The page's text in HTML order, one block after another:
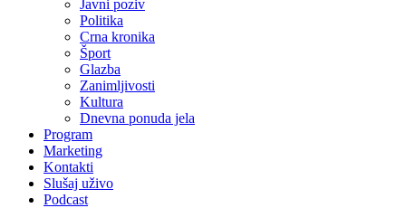
Javni poziv
Politika
Crna kronika
Šport
Glazba
Zanimljivosti
Kultura
Dnevna ponuda jela
Program
Marketing
Kontakti
Slušaj uživo
Podcast